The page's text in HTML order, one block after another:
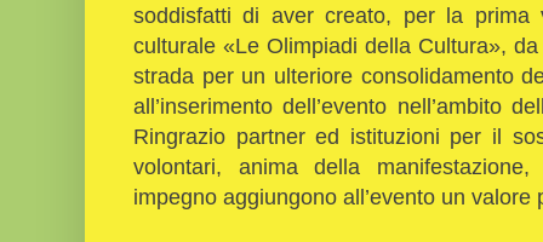
soddisfatti di aver creato, per la
culturale «Le Olimpiadi della Cultura»,
strada per un ulteriore consolidamento
all’inserimento dell’evento nell’ambito
Ringrazio partner ed istituzioni per il
volontari, anima della
impegno aggiungono all’evento un